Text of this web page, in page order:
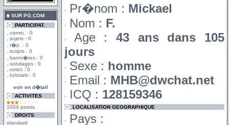
SUR PG.COM
PARTICIPAT.
comm. : 0
sujets : 0
r�p. : 0
scripts : 0
banni�res : 0
sondages : 0
votes : 0
tutorials : 0
voir en d�tail
ACTIVITES
1004 points
DROITS
standard
Pr�nom : Mickael
Nom : F.
Age : 43 ans dans 105
jours
Sexe : homme
Email : MHB@dwchat.net
ICQ : 128159346
LOCALISATION GEOGRAPHIQUE
Pays :